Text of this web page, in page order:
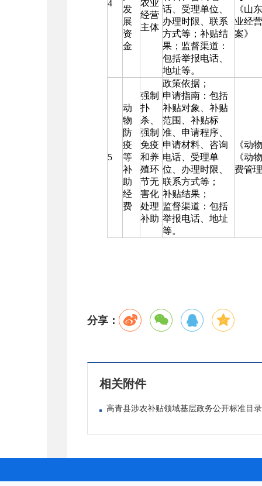
4
发
展
资
金
农业
经营
主体
话、受理单位、
办理时限、联系
方式等；补贴结
果；监督渠道：
包括举报电话、
地址等。
《山
业经
案》
5
动
物
防
疫
等
补
助
经
费
强制
扑
杀、
强制
免疫
和养
殖环
节无
害化
处理
补助
政策依据；
申请指南：包括
补贴对象、补贴
范围、补贴标
准、申请程序、
申请材料、咨询
电话、受理单
位、办理时限、
联系方式等；
补贴结果；
监督渠道：包括
举报电话、地址
等。
《动
《动
费管
分享：
相关附件
高青县涉农补贴领域基层政务公开标准目